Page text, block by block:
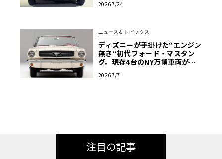
2026 7/24
ニュース＆トピックス
ディズニーが手掛けた“エンジン
無き”初代フォード・マスタン
グ。現存4台のNY万博車両が米
2026 7/7
注目の記事